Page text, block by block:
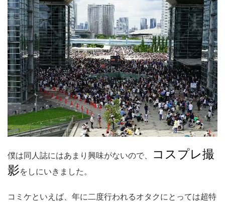
僕は同人誌にはあまり興味がないので、
コスプレ撮
影をしにいきました。
コミケといえば、年に二度行われるオタクにとっては超特